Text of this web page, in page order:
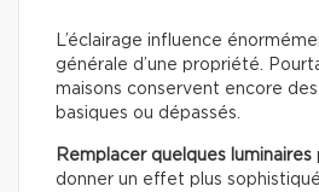
L’éclairage influence
générale d’une propriété.
maisons conservent encore
basiques ou dépassés.
Remplacer quelques luminaires
donner un effet plus